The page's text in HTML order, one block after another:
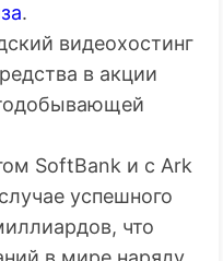
.
видеохостинг
в акции
SoftBank и с Ark
успешного
что